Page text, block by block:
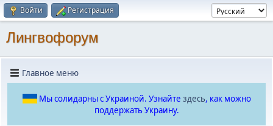
Войти Регистрация
Лингвофорум
Главное меню
Мы солидарны с Украиной. Узнайте здесь, как можно
поддержать Украину.